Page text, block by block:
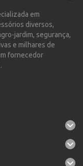
em
diversos,
jardim, segurança,
e milhares de
fornecedor